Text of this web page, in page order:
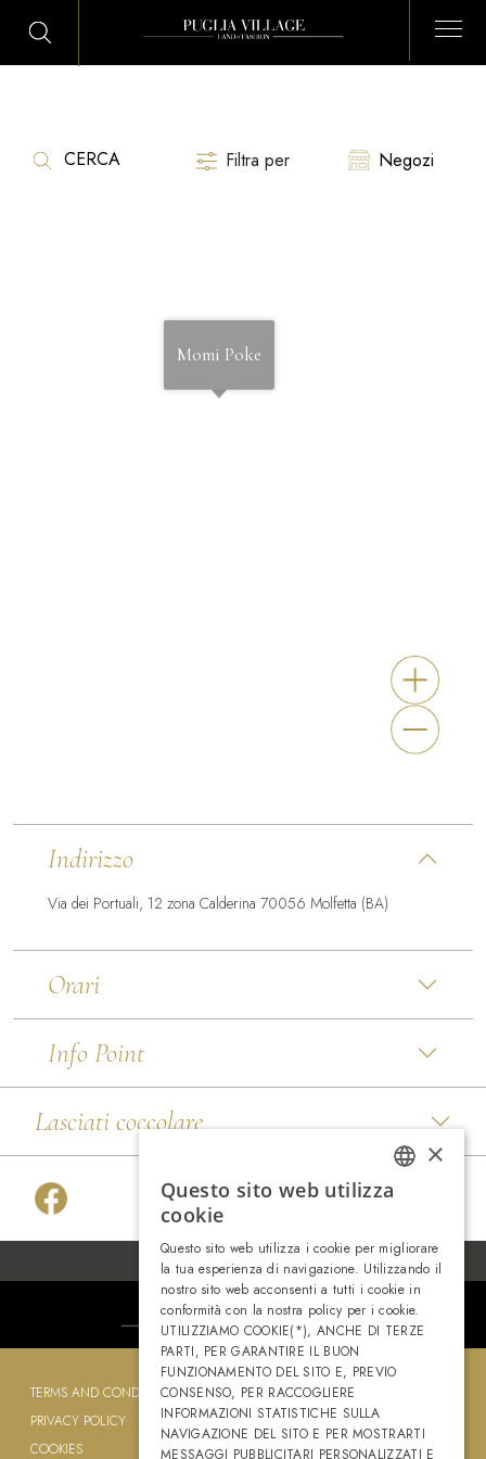
Filtra per Negozi
Momi Poke
Indirizzo
Via dei Portuali, 12 zona Calderina 70056 Molfetta (BA)
Orari
Info Point
Lasciati coccolare
PUGLIA VILLAGE, MEMBER OF
TERMS AND CONDITIONS
PRIVACY POLICY
COOKIES
×
Questo sito web utilizza
cookie
Questo sito web utilizza i cookie per migliorare
la tua esperienza di navigazione. Utilizzando il
nostro sito web acconsenti a tutti i cookie in
conformità con la nostra policy per i cookie.
UTILIZZIAMO COOKIE(*), ANCHE DI TERZE
PARTI, PER GARANTIRE IL BUON
FUNZIONAMENTO DEL SITO E, PREVIO
CONSENSO, PER RACCOGLIERE
INFORMAZIONI STATISTICHE SULLA
NAVIGAZIONE DEL SITO E PER MOSTRARTI
MESSAGGI PUBBLICITARI PERSONALIZZATI E